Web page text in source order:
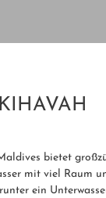
bietet
mit viel Raum
ein